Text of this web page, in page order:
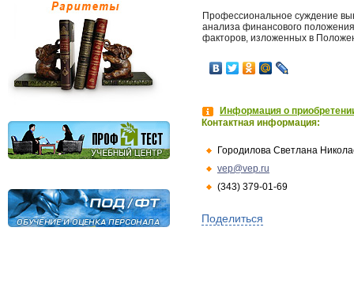
Профессиональное суждение
анализа финансового
факторов, изложенных в
Информация о
Контактная информация:
Городилова Светлана
vep@vep.ru
(343) 379-01-69
Поделиться